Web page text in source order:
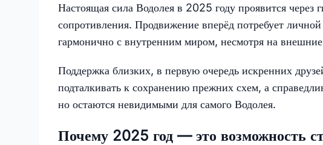
Настоящая сила Водолея в 2025 году проявится через
сопротивления. Продвижение вперёд потребует
гармонично с внутренним миром, несмотря на внешние
Поддержка близких, в первую очередь искренних
подталкивать к сохранению прежних схем, а
но остаются невидимыми для самого Водолея.
Почему 2025 год — это возможность